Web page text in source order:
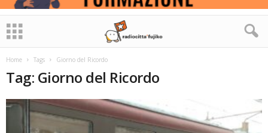
Home Tags Giorno del Ricordo
Tag: Giorno del Ricordo